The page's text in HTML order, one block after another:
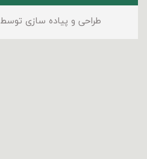
طراحی و پیاده سازی توسط